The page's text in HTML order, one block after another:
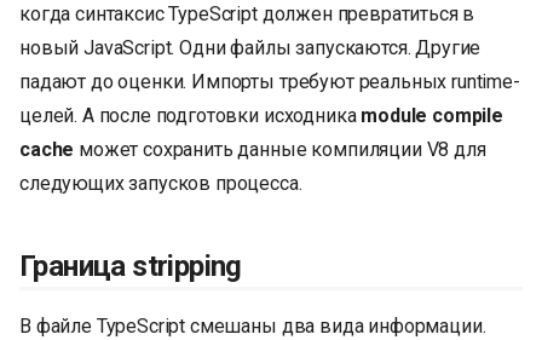
когда синтаксис TypeScript должен превратиться в
новый JavaScript. Одни файлы запускаются. Другие
падают до оценки. Импорты требуют реальных runtime-
целей. А после подготовки исходника module compile
cache может сохранить данные компиляции V8 для
следующих запусков процесса.
Граница stripping
В файле TypeScript смешаны два вида информации.